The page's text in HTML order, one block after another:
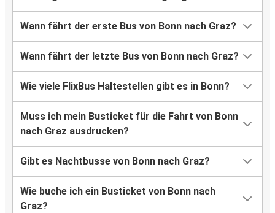
Wann fährt der erste Bus von Bonn nach Graz?
Wann fährt der letzte Bus von Bonn nach Graz?
Wie viele FlixBus Haltestellen gibt es in Bonn?
Muss ich mein Busticket für die Fahrt von Bonn
nach Graz ausdrucken?
Gibt es Nachtbusse von Bonn nach Graz?
Wie buche ich ein Busticket von Bonn nach
Graz?